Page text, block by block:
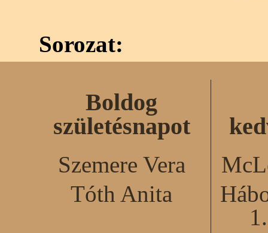
Sorozat:
Boldog
születésnapot
Szemere Vera
Tóth Anita